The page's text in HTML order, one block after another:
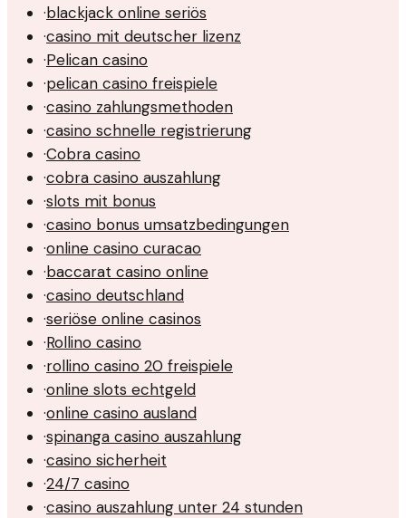
·blackjack online seriös
·casino mit deutscher lizenz
·Pelican casino
·pelican casino freispiele
·casino zahlungsmethoden
·casino schnelle registrierung
·Cobra casino
·cobra casino auszahlung
·slots mit bonus
·casino bonus umsatzbedingungen
·online casino curacao
·baccarat casino online
·casino deutschland
·seriöse online casinos
·Rollino casino
·rollino casino 20 freispiele
·online slots echtgeld
·online casino ausland
·spinanga casino auszahlung
·casino sicherheit
·24/7 casino
·casino auszahlung unter 24 stunden